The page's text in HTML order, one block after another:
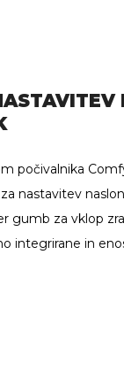
počivalnika
nastavitev
gumb za vklop
integrirane in